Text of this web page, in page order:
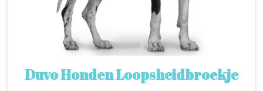
Duvo Honden Loopsheidbroekje